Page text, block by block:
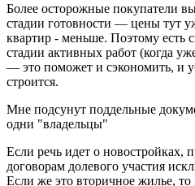
Более осторожные покупатели
стадии готовности — цены тут
квартир - меньше. Поэтому есть
стадии активных работ (когда
— это поможет и сэкономить, и
строится.
Мне подсунут поддельные
одни "владельцы"
Если речь идет о новостройках,
договорам долевого участия
Если же это вторичное жилье, то